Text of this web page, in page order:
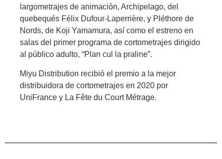
largometrajes de animación, Archipelago, del
quebequés Félix Dufour-Laperrière, y Pléthore de
Nords, de Koji Yamamura, así como el estreno en
salas del primer programa de cortometrajes dirigido
al público adulto, “Plan cul la praline”.
Miyu Distribution recibió el premio a la mejor
distribuidora de cortometrajes en 2020 por
UniFrance y La Fête du Court Métrage.